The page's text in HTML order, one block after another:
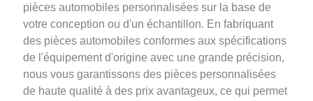
pièces automobiles personnalisées sur la base de
votre conception ou d'un échantillon. En fabriquant
des pièces automobiles conformes aux spécifications
de l'équipement d'origine avec une grande précision,
nous vous garantissons des pièces personnalisées
de haute qualité à des prix avantageux, ce qui permet